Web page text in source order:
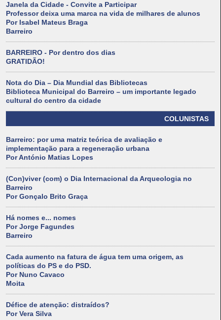
Janela da Cidade - Convite a Participar
Professor deixa uma marca na vida de milhares de alunos
Por Isabel Mateus Braga
Barreiro
BARREIRO - Por dentro dos dias
GRATIDÃO!
Nota do Dia – Dia Mundial das Bibliotecas
Biblioteca Municipal do Barreiro – um importante legado
cultural do centro da cidade
COLUNISTAS
Barreiro: por uma matriz teórica de avaliação e
implementação para a regeneração urbana
Por António Matias Lopes
(Con)viver (com) o Dia Internacional da Arqueologia no
Barreiro
Por Gonçalo Brito Graça
Há nomes e... nomes
Por Jorge Fagundes
Barreiro
Cada aumento na fatura de água tem uma origem, as
políticas do PS e do PSD.
Por Nuno Cavaco
Moita
Défice de atenção: distraídos?
Por Vera Silva